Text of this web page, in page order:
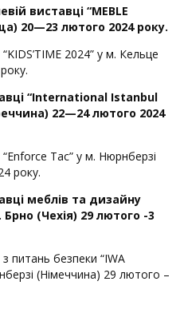
виставці “MEBLE
20—23 лютого 2024 року.
2024” у м. Кельце
“International Istanbul
22—24 лютого 2024
Tac” у м. Нюрнберзі
року.
меблів та дизайну
Брно (Чехія) 29 лютого -3
питань безпеки “IWA
(Німеччина) 29 лютого –